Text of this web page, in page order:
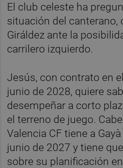
El club celeste ha
situación del canterano,
Giráldez ante la
carrilero izquierdo.
Jesús, con contrato en
junio de 2028, quiere
desempeñar a corto
el terreno de juego.
Valencia CF tiene a
junio de 2027 y tiene
sobre su planificación